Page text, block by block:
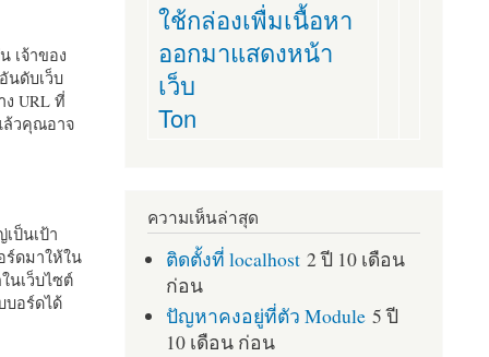
เจ้าของ
นดับเว็บ
URL ที่
ล้วคุณอาจ
ป็นเป้า
ร์ดมาให้ใน
นเว็บไซต์
บอร์ดได้
ใช้กล่องเพื่มเนื้อหา
ออกมาแสดงหน้า
เว็บ
Ton
ความเห็นล่าสุด
ติดตั้งที่ localhost 2 ปี 10 เดือน
ก่อน
ปัญหาคงอยู่ที่ตัว Module 5 ปี
10 เดือน ก่อน